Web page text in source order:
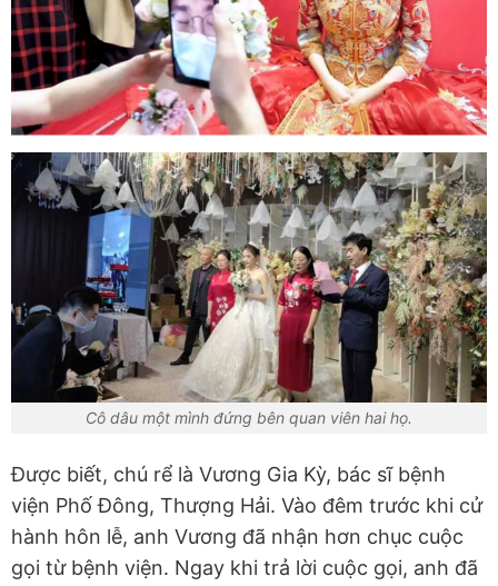
Cô dâu một mình đứng bên quan viên hai họ.
Được biết, chú rể là Vương Gia Kỳ, bác sĩ bệnh
viện Phố Đông, Thượng Hải. Vào đêm trước khi cử
hành hôn lễ, anh Vương đã nhận hơn chục cuộc
gọi từ bệnh viện. Ngay khi trả lời cuộc gọi, anh đã